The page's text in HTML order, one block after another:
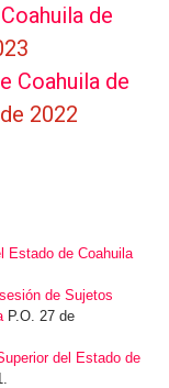
de
Coahuila de
2022
Estado de Coahuila
de Sujetos
P.O. 27 de
del Estado de